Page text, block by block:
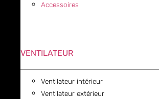
Accessoires
VENTILATEUR
Ventilateur intérieur
Ventilateur extérieur